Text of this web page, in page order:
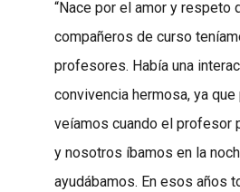
“Nace por el amor y respeto
compañeros de curso
profesores. Había una
convivencia hermosa, ya
veíamos cuando el profesor
y nosotros íbamos en la
ayudábamos. En esos años